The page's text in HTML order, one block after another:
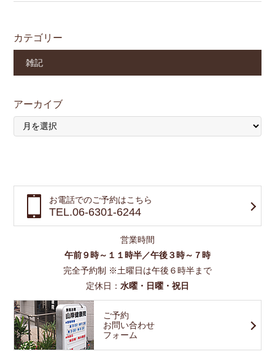
カテゴリー
雑記
アーカイブ
お電話でのご予約はこちら
TEL.06-6301-6244
営業時間
午前９時～１１時半／午後３時～７時
完全予約制 ※土曜日は午後６時半まで
定休日： 水曜・日曜・祝日
ご予約
お問い合わせ
フォーム